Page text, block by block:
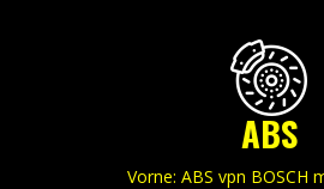
ABS
Vorne: ABS vpn BOSCH